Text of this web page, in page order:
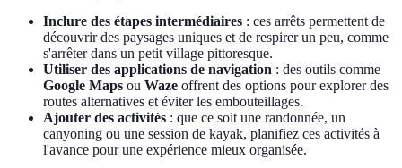
Inclure des étapes intermédiaires : ces arrêts permettent de
découvrir des paysages uniques et de respirer un peu, comme
s'arrêter dans un petit village pittoresque.
Utiliser des applications de navigation : des outils comme
Google Maps ou Waze offrent des options pour explorer des
routes alternatives et éviter les embouteillages.
Ajouter des activités : que ce soit une randonnée, un
canyoning ou une session de kayak, planifiez ces activités à
l'avance pour une expérience mieux organisée.